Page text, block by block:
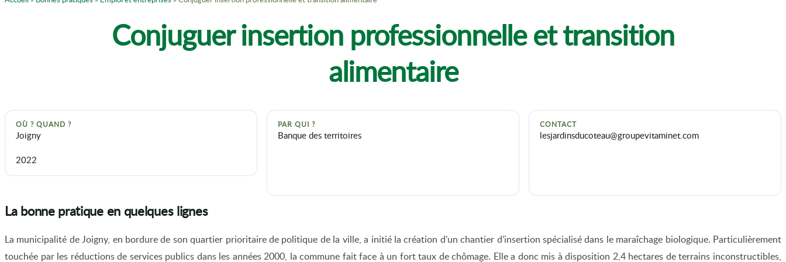
Conjuguer insertion professionnelle et transition
alimentaire
OÙ ? QUAND ?
Joigny
2022
PAR QUI ?
Banque des territoires
CONTACT
lesjardinsducoteau@groupevitaminet.com
La bonne pratique en quelques lignes
La municipalité de Joigny, en bordure de son quartier prioritaire de politique de la ville, a initié la création d’un chantier d’insertion spécialisé dans le maraîchage biologique. Particulièrement
touchée par les réductions de services publics dans les années 2000, la commune fait face à un fort taux de chômage. Elle a donc mis à disposition 2,4 hectares de terrains inconstructibles,